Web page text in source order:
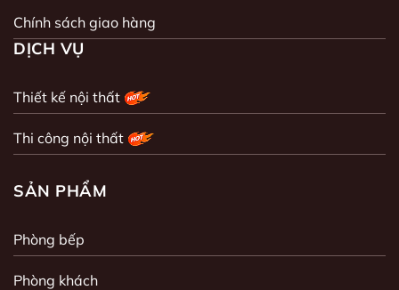
Chính sách giao hàng
DỊCH VỤ
Thiết kế nội thất
Thi công nội thất
SẢN PHẨM
Phòng bếp
Phòng khách